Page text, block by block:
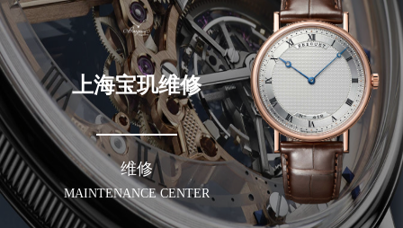
上海宝玑维修
维修
MAINTENANCE CENTER